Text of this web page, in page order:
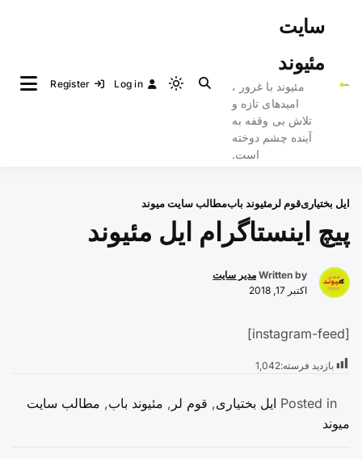
سایت
مئیوند
مئیوند با غرور ،
امیدهای تازه و
تلاش بی وقفه به
آینده چشم دوخته
است.
Light
dark)
Log in
Register
ایل بختیاریقوم لر مئیوند بابمطالب سایت میوند
پیچ اینستاگرام ایل مئیوند
Written by مدیر سایت
اکتبر 17, 2018
[instagram-feed]
بازدید فرسته:1,042
Posted in ایل بختیاری, قوم لر , مئیوند باب, مطالب سایت
میوند